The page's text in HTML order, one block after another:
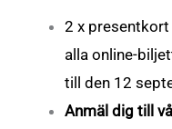
2 x presentkort
alla online-
till den 12
Anmäl dig till